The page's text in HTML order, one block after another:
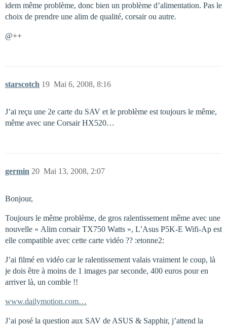
idem même problème, donc bien un problème d’alimentation. Pas le
choix de prendre une alim de qualité, corsair ou autre.
@++
starscotch Mai 6, 2008, 8:16
19
J’ai reçu une 2e carte du SAV et le problème est toujours le même,
même avec une Corsair HX520…
germin Mai 13, 2008, 2:07
20
Bonjour,
Toujours le même problème, de gros ralentissement même avec une
nouvelle « Alim corsair TX750 Watts », L’Asus P5K-E Wifi-Ap est
elle compatible avec cette carte vidéo ?? :etonne2:
J’ai filmé en vidéo car le ralentissement valais vraiment le coup, là
je dois être à moins de 1 images par seconde, 400 euros pour en
arriver là, un comble !!
www.dailymotion.com…
J’ai posé la question aux SAV de ASUS & Sapphir, j’attend la